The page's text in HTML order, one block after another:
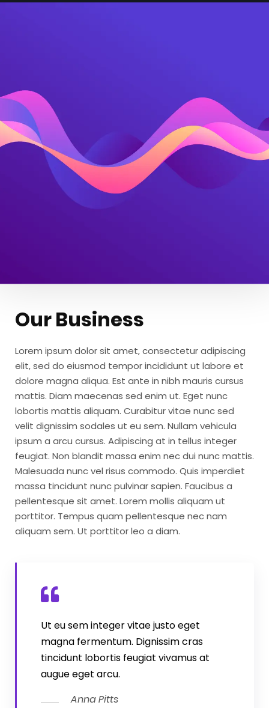
Our Business
Lorem ipsum dolor sit amet, consectetur adipiscing
elit, sed do eiusmod tempor incididunt ut labore et
dolore magna aliqua. Est ante in nibh mauris cursus
mattis. Diam maecenas sed enim ut. Eget nunc
lobortis mattis aliquam. Curabitur vitae nunc sed
velit dignissim sodales ut eu sem. Nullam vehicula
ipsum a arcu cursus. Adipiscing at in tellus integer
feugiat. Non blandit massa enim nec dui nunc mattis.
Malesuada nunc vel risus commodo. Quis imperdiet
massa tincidunt nunc pulvinar sapien. Faucibus a
pellentesque sit amet. Lorem mollis aliquam ut
porttitor. Tempus quam pellentesque nec nam
aliquam sem. Ut porttitor leo a diam.
Ut eu sem integer vitae justo eget
magna fermentum. Dignissim cras
tincidunt lobortis feugiat vivamus at
augue eget arcu.
Anna Pitts